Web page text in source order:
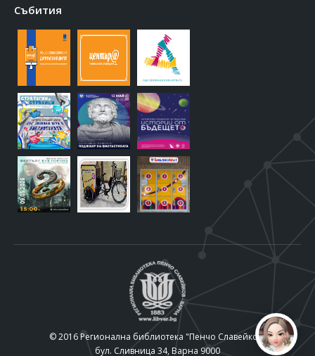
Събития
© 2016 Регионална библиотека "Пенчо Славейков"
бул. Сливница 34, Варна 9000